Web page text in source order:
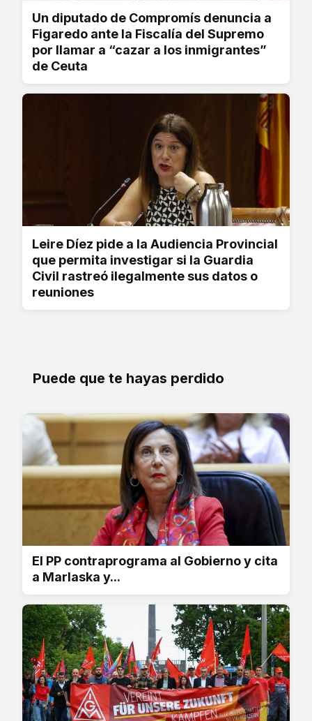
Un diputado de Compromís denuncia a
Figaredo ante la Fiscalía del Supremo
por llamar a “cazar a los inmigrantes”
de Ceuta
Leire Díez pide a la Audiencia Provincial
que permita investigar si la Guardia
Civil rastreó ilegalmente sus datos o
reuniones
Puede que te hayas perdido
El PP contraprograma al Gobierno y cita
a Marlaska y...